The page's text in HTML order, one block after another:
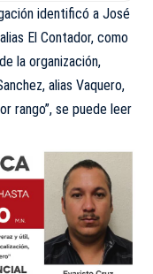
identificó a José
El Contador, como
la organización,
alias Vaquero,
rango”, se puede leer